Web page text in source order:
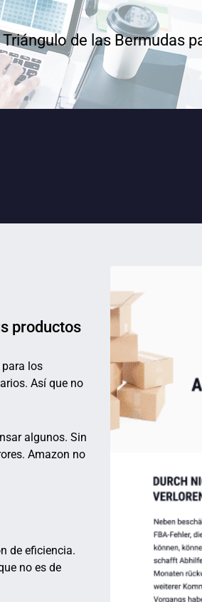
de las Bermudas
productos
los
Así que no
algunos. Sin
Amazon no
de eficiencia.
no es de